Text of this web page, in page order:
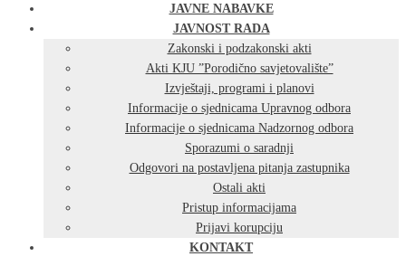
JAVNE NABAVKE
JAVNOST RADA
Zakonski i podzakonski akti
Akti KJU ”Porodično savjetovalište”
Izvještaji, programi i planovi
Informacije o sjednicama Upravnog odbora
Informacije o sjednicama Nadzornog odbora
Sporazumi o saradnji
Odgovori na postavljena pitanja zastupnika
Ostali akti
Pristup informacijama
Prijavi korupciju
KONTAKT